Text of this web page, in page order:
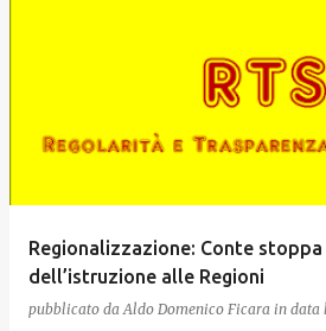
Regionalizzazione: Conte
dell’istruzione alle Regioni
pubblicato da Aldo Domenico Ficara in data